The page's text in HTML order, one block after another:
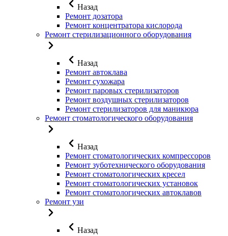
Назад
Ремонт дозатора
Ремонт концентратора кислорода
Ремонт стерилизационного оборудования
Назад
Ремонт автоклава
Ремонт сухожара
Ремонт паровых стерилизаторов
Ремонт воздушных стерилизаторов
Ремонт стерилизаторов для маникюра
Ремонт стоматологического оборудования
Назад
Ремонт стоматологических компрессоров
Ремонт зуботехнического оборудования
Ремонт стоматологических кресел
Ремонт стоматологических установок
Ремонт стоматологических автоклавов
Ремонт узи
Назад